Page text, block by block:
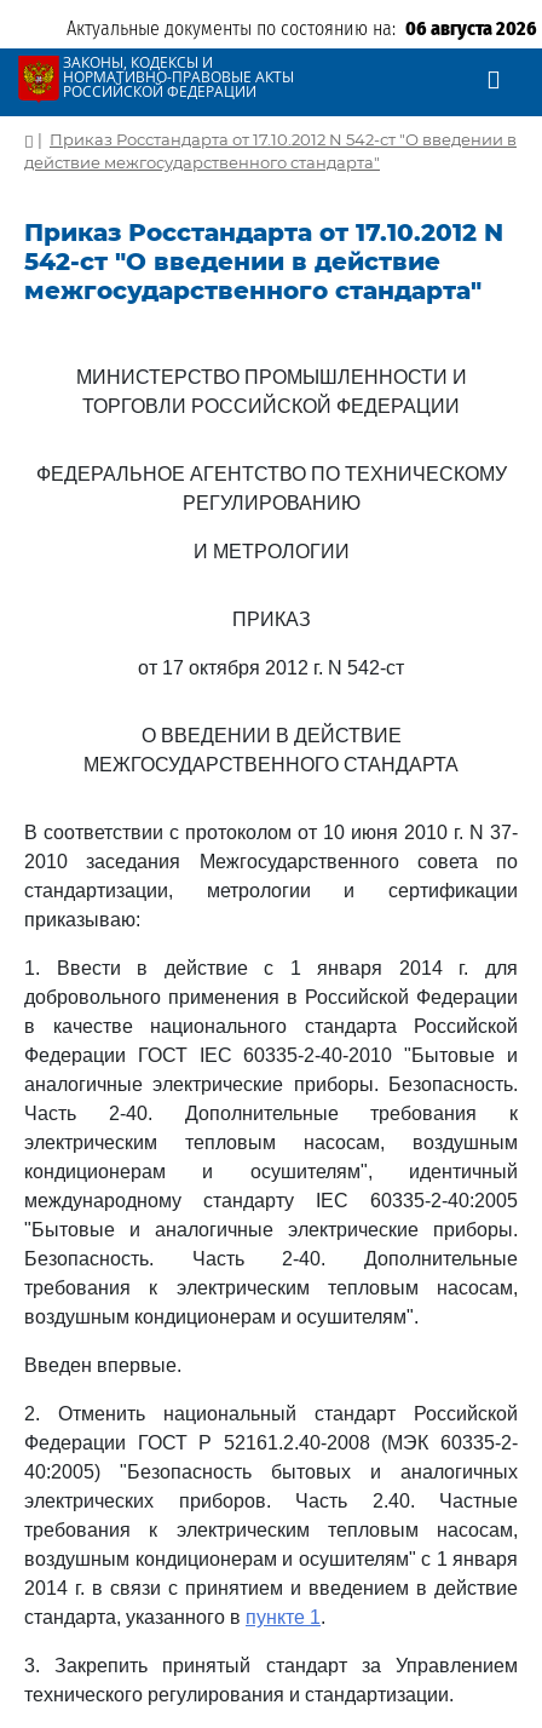
Актуальные документы по состоянию на: 06 августа 2026
ЗАКОНЫ, КОДЕКСЫ И
НОРМАТИВНО-ПРАВОВЫЕ АКТЫ
РОССИЙСКОЙ ФЕДЕРАЦИИ
| Приказ Росстандарта от 17.10.2012 N 542-ст "О введении в
действие межгосударственного стандарта"
Приказ Росстандарта от 17.10.2012 N
542-ст "О введении в действие
межгосударственного стандарта"
МИНИСТЕРСТВО ПРОМЫШЛЕННОСТИ И
ТОРГОВЛИ РОССИЙСКОЙ ФЕДЕРАЦИИ
ФЕДЕРАЛЬНОЕ АГЕНТСТВО ПО ТЕХНИЧЕСКОМУ
РЕГУЛИРОВАНИЮ
И МЕТРОЛОГИИ
ПРИКАЗ
от 17 октября 2012 г. N 542-ст
О ВВЕДЕНИИ В ДЕЙСТВИЕ
МЕЖГОСУДАРСТВЕННОГО СТАНДАРТА
В соответствии с протоколом от 10 июня 2010 г. N 37-
2010 заседания Межгосударственного совета по
стандартизации, метрологии и сертификации
приказываю:
1. Ввести в действие с 1 января 2014 г. для
добровольного применения в Российской Федерации
в качестве национального стандарта Российской
Федерации ГОСТ IEC 60335-2-40-2010 "Бытовые и
аналогичные электрические приборы. Безопасность.
Часть 2-40. Дополнительные требования к
электрическим тепловым насосам, воздушным
кондиционерам и осушителям", идентичный
международному стандарту IEC 60335-2-40:2005
"Бытовые и аналогичные электрические приборы.
Безопасность. Часть 2-40. Дополнительные
требования к электрическим тепловым насосам,
воздушным кондиционерам и осушителям".
Введен впервые.
2. Отменить национальный стандарт Российской
Федерации ГОСТ Р 52161.2.40-2008 (МЭК 60335-2-
40:2005) "Безопасность бытовых и аналогичных
электрических приборов. Часть 2.40. Частные
требования к электрическим тепловым насосам,
воздушным кондиционерам и осушителям" с 1 января
2014 г. в связи с принятием и введением в действие
стандарта, указанного в пункте 1.
3. Закрепить принятый стандарт за Управлением
технического регулирования и стандартизации.